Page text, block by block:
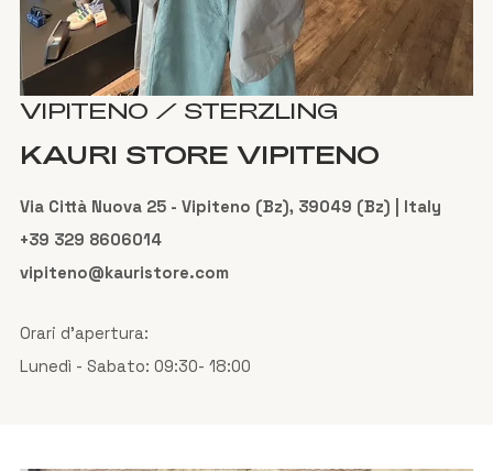
VIPITENO / STERZLING
KAURI STORE VIPITENO
Via Città Nuova 25 - Vipiteno (Bz), 39049 (Bz) | Italy
+39 329 8606014
vipiteno@kauristore.com
Orari d'apertura:
Lunedì - Sabato: 09:30- 18:00